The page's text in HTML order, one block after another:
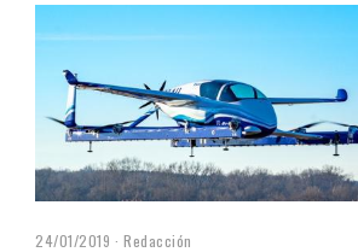
24/01/2019 Redacción